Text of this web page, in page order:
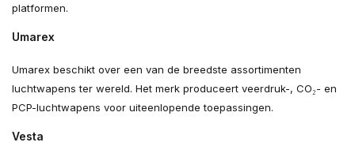
platformen.
Umarex
Umarex beschikt over een van de breedste assortimenten
luchtwapens ter wereld. Het merk produceert veerdruk-, CO₂- en
PCP-luchtwapens voor uiteenlopende toepassingen.
Vesta